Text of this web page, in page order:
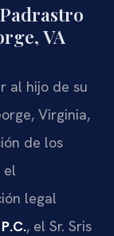
VA
al hijo de su
Virginia,
de los
el
legal
, el Sr. Sris